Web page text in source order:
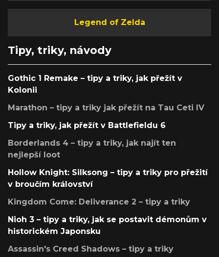
Legend of Zelda
Tipy, triky, návody
Gothic 1 Remake – tipy a triky, jak přežít v
Kolonii
Marathon – tipy a triky jak přežít na Tau Ceti IV
Tipy a triky, jak přežít v Battlefieldu 6
Borderlands 4 – tipy a triky, jak najít ten
nejlepší loot
Hollow Knight: Silksong – tipy a triky pro přežití
v broučím království
Kingdom Come: Deliverance 2 – tipy a triky
Nioh 3 – tipy a triky, jak se postavit démonům v
historickém Japonsku
Assassin's Creed Shadows – tipy a triky